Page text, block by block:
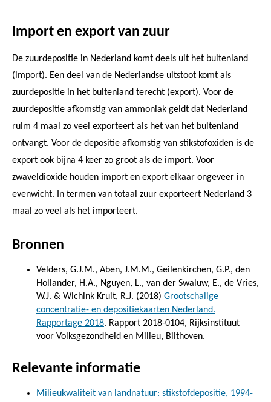
Import en export van zuur
De zuurdepositie in Nederland komt deels uit het buitenland
(import). Een deel van de Nederlandse uitstoot komt als
zuurdepositie in het buitenland terecht (export). Voor de
zuurdepositie afkomstig van ammoniak geldt dat Nederland
ruim 4 maal zo veel exporteert als het van het buitenland
ontvangt. Voor de depositie afkomstig van stikstofoxiden is de
export ook bijna 4 keer zo groot als de import. Voor
zwaveldioxide houden import en export elkaar ongeveer in
evenwicht. In termen van totaal zuur exporteert Nederland 3
maal zo veel als het importeert.
Bronnen
Velders, G.J.M., Aben, J.M.M., Geilenkirchen, G.P., den
Hollander, H.A., Nguyen, L., van der Swaluw, E., de Vries,
W.J. & Wichink Kruit, R.J. (2018) Grootschalige
concentratie- en depositiekaarten Nederland.
Rapportage 2018. Rapport 2018-0104, Rijksinstituut
voor Volksgezondheid en Milieu, Bilthoven.
Relevante informatie
Milieukwaliteit van landnatuur: stikstofdepositie, 1994-